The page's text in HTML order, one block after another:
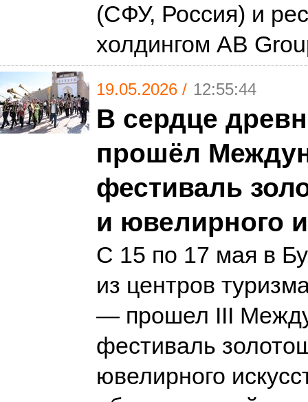
(СФУ, Россия) и
холдингом AB
19.05.2026 / 12:55:44
В сердце
прошёл
фестиваль
и ювелирного
С 15 по 17 мая в
из центров
— прошел III
фестиваль
ювелирного